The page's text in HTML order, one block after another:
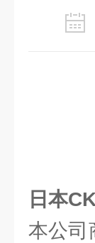
日本
本公司